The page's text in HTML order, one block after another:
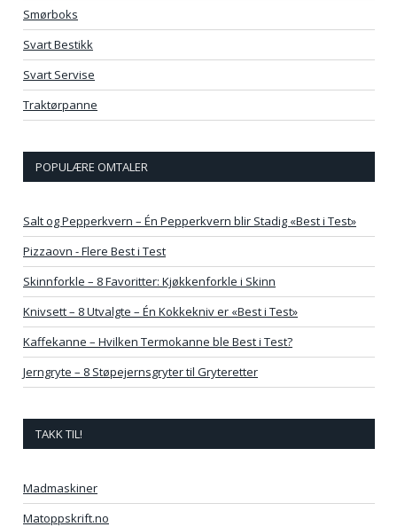
Smørboks
Svart Bestikk
Svart Servise
Traktørpanne
POPULÆRE OMTALER
Salt og Pepperkvern – Én Pepperkvern blir Stadig «Best i Test»
Pizzaovn - Flere Best i Test
Skinnforkle – 8 Favoritter: Kjøkkenforkle i Skinn
Knivsett – 8 Utvalgte – Én Kokkekniv er «Best i Test»
Kaffekanne – Hvilken Termokanne ble Best i Test?
Jerngryte – 8 Støpejernsgryter til Gryteretter
TAKK TIL!
Madmaskiner
Matoppskrift.no